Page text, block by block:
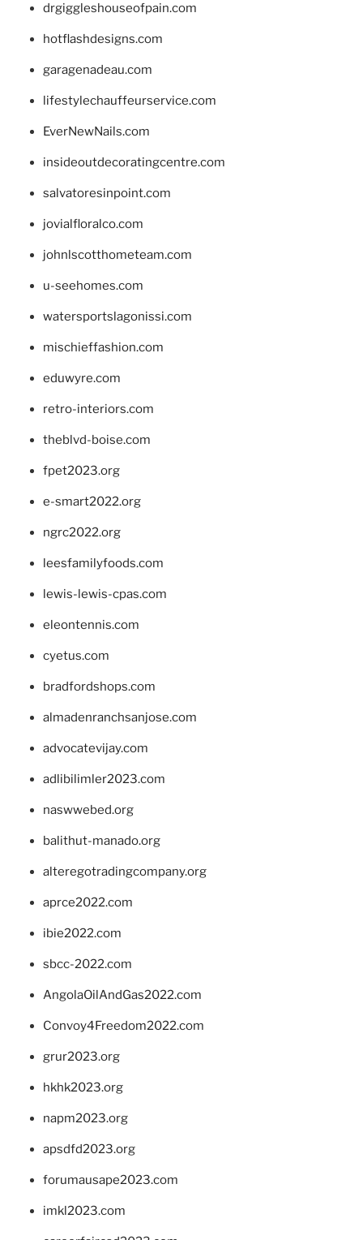
drgiggleshouseofpain.com
hotflashdesigns.com
garagenadeau.com
lifestylechauffeurservice.com
EverNewNails.com
insideoutdecoratingcentre.com
salvatoresinpoint.com
jovialfloralco.com
johnlscotthometeam.com
u-seehomes.com
watersportslagonissi.com
mischieffashion.com
eduwyre.com
retro-interiors.com
theblvd-boise.com
fpet2023.org
e-smart2022.org
ngrc2022.org
leesfamilyfoods.com
lewis-lewis-cpas.com
eleontennis.com
cyetus.com
bradfordshops.com
almadenranchsanjose.com
advocatevijay.com
adlibilimler2023.com
naswwebed.org
balithut-manado.org
alteregotradingcompany.org
aprce2022.com
ibie2022.com
sbcc-2022.com
AngolaOilAndGas2022.com
Convoy4Freedom2022.com
grur2023.org
hkhk2023.org
napm2023.org
apsdfd2023.org
forumausape2023.com
imkl2023.com